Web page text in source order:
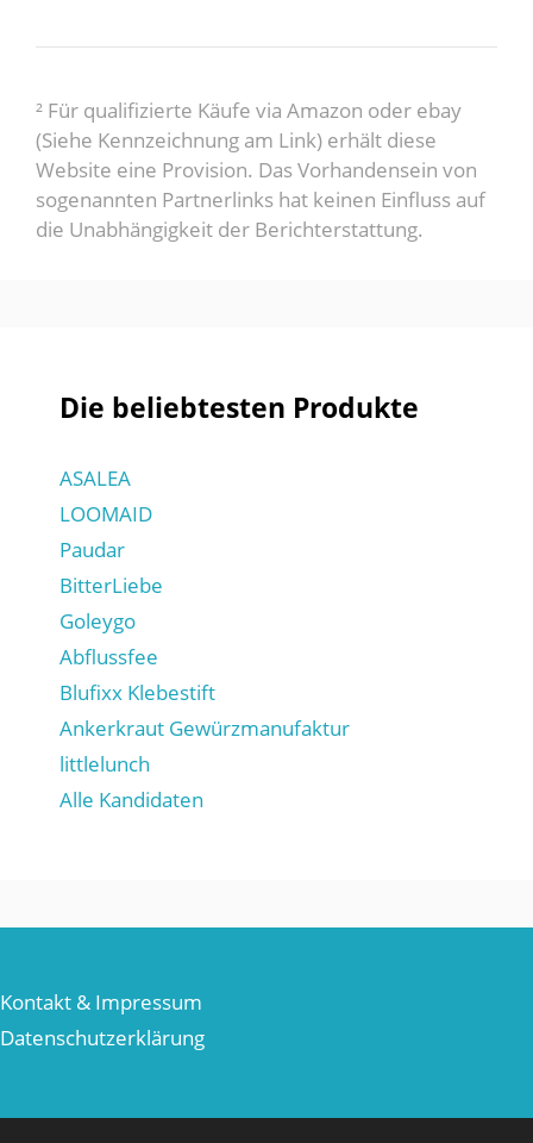
² Für qualifizierte Käufe via Amazon oder ebay
(Siehe Kennzeichnung am Link) erhält diese
Website eine Provision. Das Vorhandensein von
sogenannten Partnerlinks hat keinen Einfluss auf
die Unabhängigkeit der Berichterstattung.
Die beliebtesten Produkte
ASALEA
LOOMAID
Paudar
BitterLiebe
Goleygo
Abflussfee
Blufixx Klebestift
Ankerkraut Gewürzmanufaktur
littlelunch
Alle Kandidaten
Kontakt & Impressum
Datenschutzerklärung